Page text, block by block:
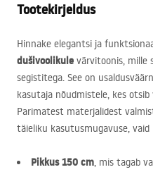
Tootekirjeldus
Hinnake elegantsi ja
dušivoolikule värvitoonis, mille
segistitega. See on
kasutaja nõudmistele, kes
Parimatest materjalidest
täieliku kasutusmugavuse,
Pikkus 150 cm, mis tagab